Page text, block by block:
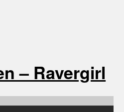
– Ravergirl